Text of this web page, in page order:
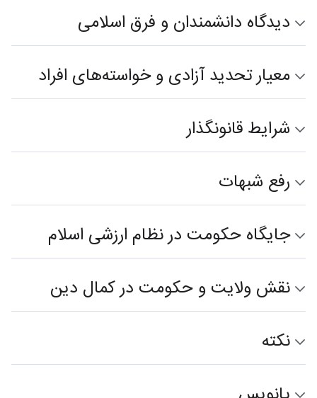
دیدگاه دانشمندان و فرق اسلامی
معیار تحدید آزادی و خواسته‌های افراد
شرایط قانونگذار
رفع شبهات
جایگاه حکومت در نظام ارزشی اسلام
نقش ولایت و حکومت در کمال دین
نکته